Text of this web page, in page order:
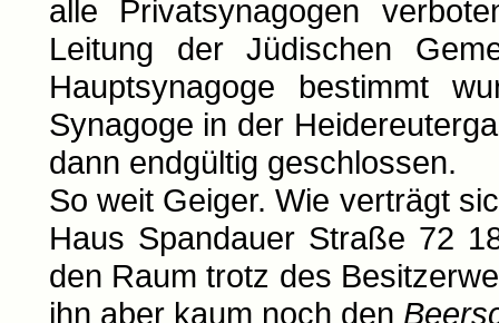
alle Privatsynagogen
Leitung der Jüdischen
Hauptsynagoge bestimmt
Synagoge in der
dann endgültig geschlossen.
So weit Geiger. Wie verträgt
Haus Spandauer Straße 72
den Raum trotz des
ihn aber kaum noch den